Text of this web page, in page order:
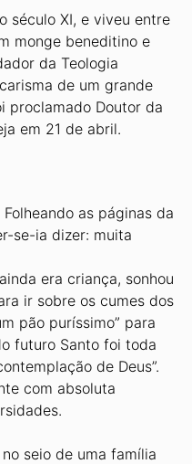
século XI, e viveu entre
monge beneditino e
da Teologia
de um grande
proclamado Doutor da
em 21 de abril.
as páginas da
se-ia dizer: muita
era criança, sonhou
ir sobre os cumes dos
pão puríssimo” para
futuro Santo foi toda
de Deus”.
com absoluta
seio de uma família